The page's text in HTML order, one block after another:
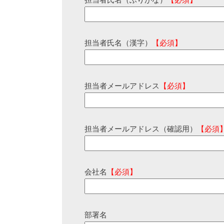
担当者氏名（漢字） 【必須】
担当者メールアドレス 【必須】
担当者メールアドレス（確認用） 【必須
会社名 【必須】
部署名